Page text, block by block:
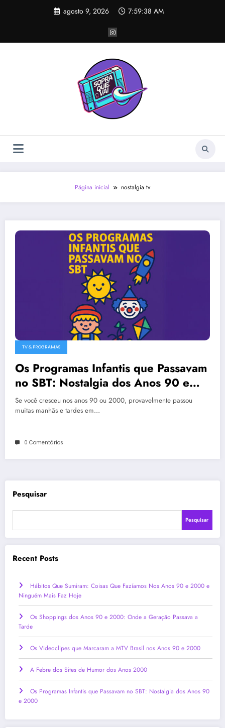
agosto 9, 2026 7:59:38 AM
Página inicial nostalgia tv
TV & PROGRAMAS
Os Programas Infantis que Passavam
no SBT: Nostalgia dos Anos 90 e
2000
Se você cresceu nos anos 90 ou 2000, provavelmente passou
muitas manhãs e tardes em…
0 Comentários
Pesquisar
Pesquisar
Recent Posts
Hábitos Que Sumiram: Coisas Que Fazíamos Nos Anos 90 e 2000 e
Ninguém Mais Faz Hoje
Os Shoppings dos Anos 90 e 2000: Onde a Geração Passava a
Tarde
Os Videoclipes que Marcaram a MTV Brasil nos Anos 90 e 2000
A Febre dos Sites de Humor dos Anos 2000
Os Programas Infantis que Passavam no SBT: Nostalgia dos Anos 90
e 2000